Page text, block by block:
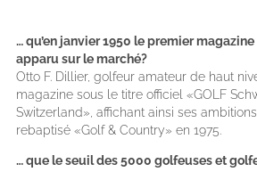
… qu’en janvier 1950 le premier
apparu sur le marché?
Otto F. Dillier, golfeur amateur de haut
magazine sous le titre officiel «GOLF
Switzerland», affichant ainsi ses
rebaptisé «Golf & Country» en 1975.
… que le seuil des 5000 golfeuses et